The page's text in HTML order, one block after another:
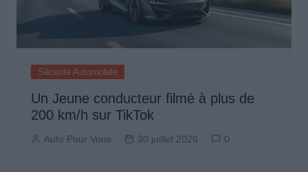
Sécurité Automobile
Un Jeune conducteur filmé à plus de
200 km/h sur TikTok
Auto Pour Vous 30 juillet 2026 0